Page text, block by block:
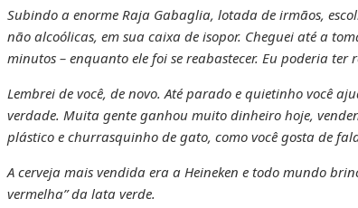
Subindo a enorme Raja Gabaglia, lotada de irmãos,
não alcoólicas, em sua caixa de isopor. Cheguei até a
minutos – enquanto ele foi se reabastecer. Eu poderia
Lembrei de você, de novo. Até parado e quietinho você
verdade. Muita gente ganhou muito dinheiro hoje,
plástico e churrasquinho de gato, como você gosta de
A cerveja mais vendida era a Heineken e todo mundo
vermelha” da lata verde.